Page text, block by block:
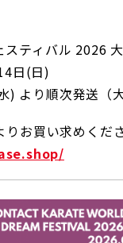
ティバル 2026
日(日)
) より順次発送（
お買い求めくださ